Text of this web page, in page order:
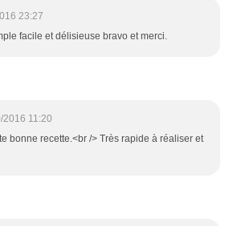
23:27
facile et délisieuse bravo et merci.
2016 11:20
bonne recette.<br /> Très rapide à réaliser et